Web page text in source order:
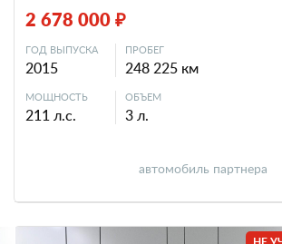
2 678 000 ₽
ГОД ВЫПУСКА
2015
ПРОБЕГ
248 225 км
МОЩНОСТЬ
211 л.с.
ОБЪЕМ
3 л.
автомобиль партнера